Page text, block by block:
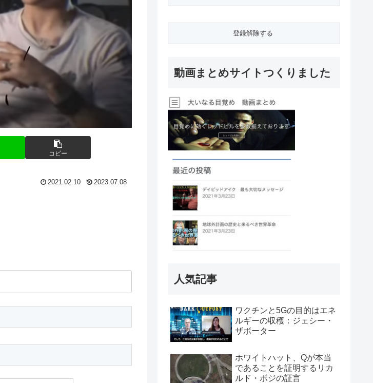
コピー
2021.02.10 2023.07.08
動画まとめサイトつくりました
人気記事
ワクチンと5Gの目的はエネ
ルギーの収穫：ジェシー・
ザボーター
ホワイトハット、Qが本当
であることを証明するリカ
ルド・ボジの証言